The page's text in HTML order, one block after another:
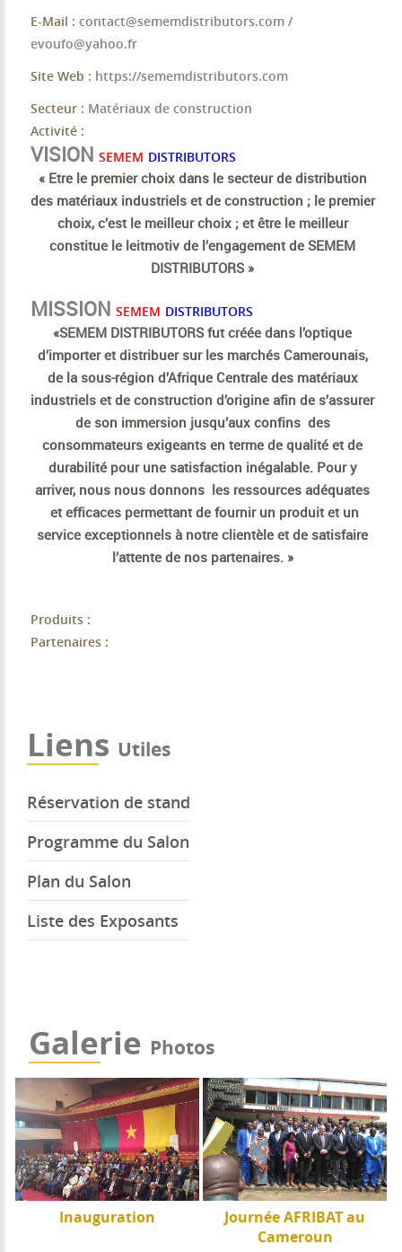
E-Mail : contact@sememdistributors.com /
evoufo@yahoo.fr
Site Web : https://sememdistributors.com
Secteur : Matériaux de construction
Activité :
VISION SEMEM DISTRIBUTORS
« Etre le premier choix dans le secteur de distribution
des matériaux industriels et de construction ; le premier
choix, c’est le meilleur choix ; et être le meilleur
constitue le leitmotiv de l’engagement de SEMEM
DISTRIBUTORS »
MISSION SEMEM DISTRIBUTORS
«SEMEM DISTRIBUTORS fut créée dans l’optique
d’importer et distribuer sur les marchés Camerounais,
de la sous-région d’Afrique Centrale des matériaux
industriels et de construction d’origine afin de s’assurer
de son immersion jusqu’aux confins des
consommateurs exigeants en terme de qualité et de
durabilité pour une satisfaction inégalable. Pour y
arriver, nous nous donnons les ressources adéquates
et efficaces permettant de fournir un produit et un
service exceptionnels à notre clientèle et de satisfaire
l’attente de nos partenaires. »
Produits :
Partenaires :
Liens Utiles
Réservation de stand
Programme du Salon
Plan du Salon
Liste des Exposants
Galerie Photos
Inauguration
Journée AFRIBAT au
Cameroun